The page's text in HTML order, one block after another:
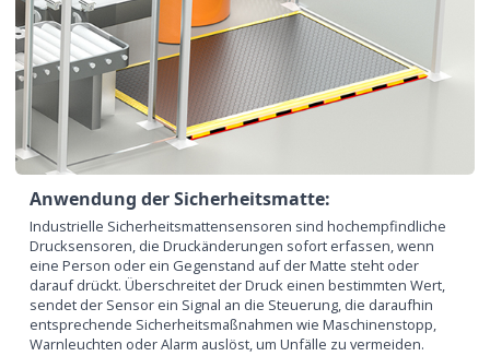
Anwendung der Sicherheitsmatte:
Industrielle Sicherheitsmattensensoren sind hochempfindliche
Drucksensoren, die Druckänderungen sofort erfassen, wenn
eine Person oder ein Gegenstand auf der Matte steht oder
darauf drückt. Überschreitet der Druck einen bestimmten Wert,
sendet der Sensor ein Signal an die Steuerung, die daraufhin
entsprechende Sicherheitsmaßnahmen wie Maschinenstopp,
Warnleuchten oder Alarm auslöst, um Unfälle zu vermeiden.